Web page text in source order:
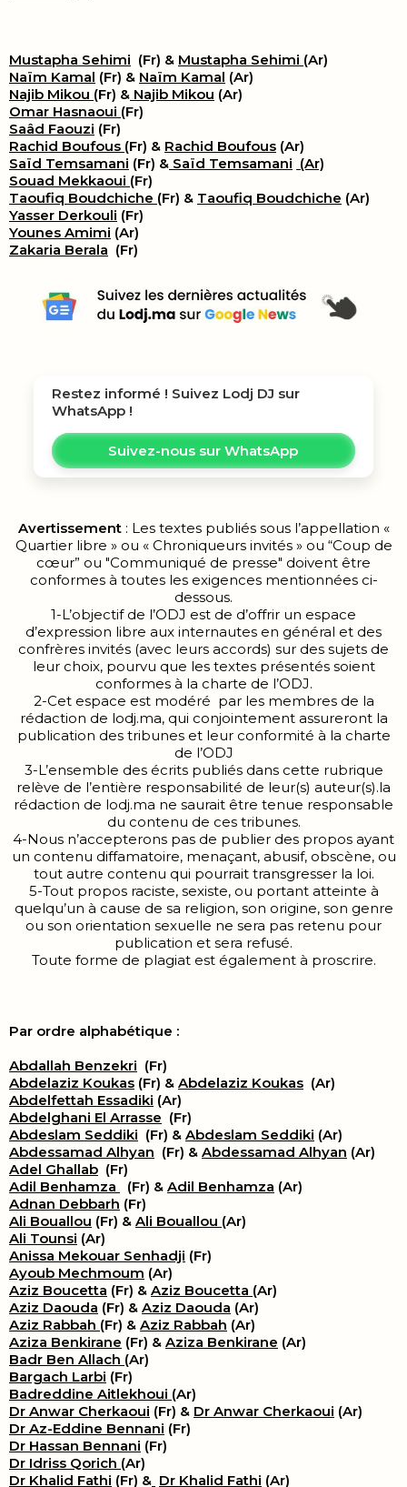
Mustapha Sehimi (Fr) & Mustapha Sehimi (Ar)
Naïm Kamal (Fr) & Naïm Kamal (Ar)
Najib Mikou (Fr) & Najib Mikou (Ar)
Omar Hasnaoui (Fr)
Saâd Faouzi (Fr)
Rachid Boufous (Fr) & Rachid Boufous (Ar)
Saïd Temsamani (Fr) & Saïd Temsamani (Ar)
Souad Mekkaoui (Fr)
Taoufiq Boudchiche (Fr) & Taoufiq Boudchiche (Ar)
Yasser Derkouli (Fr)
Younes Amimi (Ar)
Zakaria Berala (Fr)
Restez informé ! Suivez Lodj DJ sur
WhatsApp !
Suivez-nous sur WhatsApp
Avertissement: Les textes publiés sous l’appellation «
Quartier libre » ou « Chroniqueurs invités » ou “Coup de
cœur” ou "Communiqué de presse" doivent être
conformes à toutes les exigences mentionnées ci-
dessous.
1-L’objectif de l’ODJ est de d’offrir un espace
d’expression libre aux internautes en général et des
confrères invités (avec leurs accords) sur des sujets de
leur choix, pourvu que les textes présentés soient
conformes à la charte de l’ODJ.
2-Cet espace est modéré par les membres de la
rédaction de lodj.ma, qui conjointement assureront la
publication des tribunes et leur conformité à la charte
de l’ODJ
3-L’ensemble des écrits publiés dans cette rubrique
relève de l’entière responsabilité de leur(s) auteur(s).la
rédaction de lodj.ma ne saurait être tenue responsable
du contenu de ces tribunes.
4-Nous n’accepterons pas de publier des propos ayant
un contenu diffamatoire, menaçant, abusif, obscène, ou
tout autre contenu qui pourrait transgresser la loi.
5-Tout propos raciste, sexiste, ou portant atteinte à
quelqu’un à cause de sa religion, son origine, son genre
ou son orientation sexuelle ne sera pas retenu pour
publication et sera refusé.
Toute forme de plagiat est également à proscrire.
Par ordre alphabétique :
Abdallah Benzekri (Fr)
Abdelaziz Koukas (Fr) & Abdelaziz Koukas (Ar)
Abdelfettah Essadiki (Ar)
Abdelghani El Arrasse (Fr)
Abdeslam Seddiki (Fr) & Abdeslam Seddiki (Ar)
Abdessamad Alhyan (Fr) & Abdessamad Alhyan (Ar)
Adel Ghallab (Fr)
Adil Benhamza
(Fr) & Adil Benhamza (Ar)
Adnan Debbarh (Fr)
Ali Bouallou (Fr) & Ali Bouallou (Ar)
Ali Tounsi (Ar)
Anissa Mekouar Senhadji (Fr)
Ayoub Mechmoum (Ar)
Aziz Boucetta (Fr) & Aziz Boucetta (Ar)
Aziz Daouda (Fr) & Aziz Daouda (Ar)
Aziz Rabbah (Fr) & Aziz Rabbah (Ar)
Aziza Benkirane (Fr) & Aziza Benkirane (Ar)
Badr Ben Allach (Ar)
Bargach Larbi (Fr)
Badreddine Aitlekhoui (Ar)
Dr Anwar Cherkaoui (Fr) & Dr Anwar Cherkaoui (Ar)
Dr Az-Eddine Bennani (Fr)
Dr Hassan Bennani (Fr)
Dr Idriss Qorich (Ar)
Dr Khalid Fathi (Fr) & Dr Khalid Fathi (Ar)